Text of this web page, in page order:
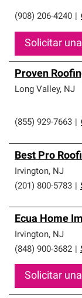
(908) 206-4240
Solicitar
Proven
Long Valley, NJ
(855) 929-7663
Best Pro
Irvington, NJ
(201) 800-5783
Ecua Home
Irvington, NJ
(848) 900-3682
Solicitar